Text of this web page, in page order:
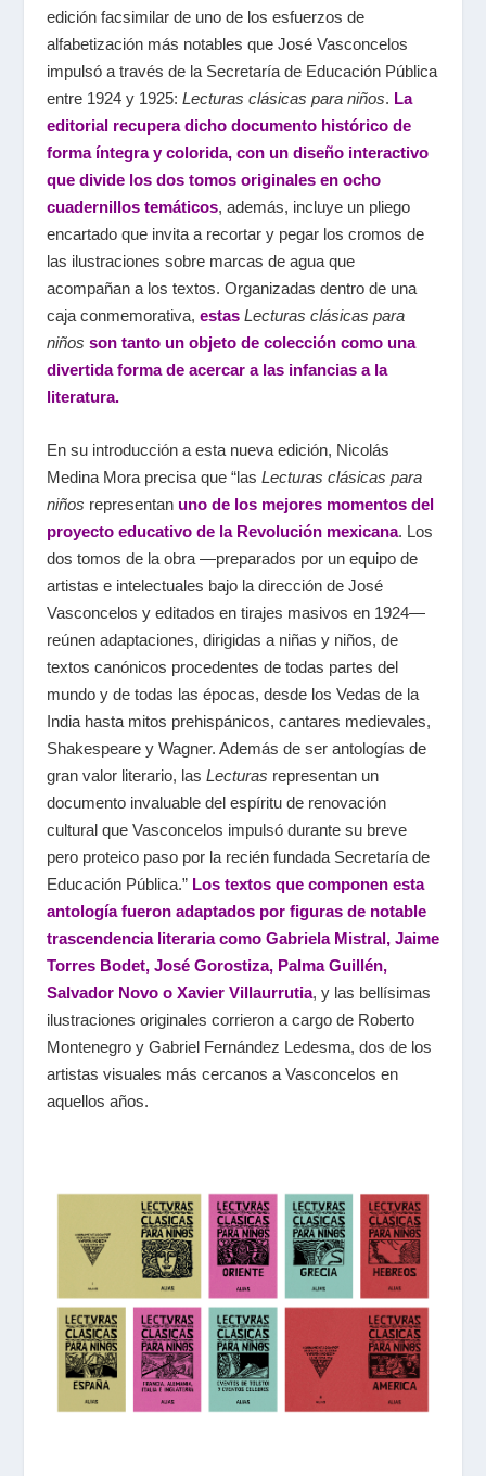
edición facsimilar de uno de los esfuerzos de
alfabetización más notables que José Vasconcelos
impulsó a través de la Secretaría de Educación Pública
entre 1924 y 1925: Lecturas clásicas para niños. La
editorial recupera dicho documento histórico de
forma íntegra y colorida, con un diseño interactivo
que divide los dos tomos originales en ocho
cuadernillos temáticos, además, incluye un pliego
encartado que invita a recortar y pegar los cromos de
las ilustraciones sobre marcas de agua que
acompañan a los textos. Organizadas dentro de una
caja conmemorativa, estas Lecturas clásicas para
niños son tanto un objeto de colección como una
divertida forma de acercar a las infancias a la
literatura.
En su introducción a esta nueva edición, Nicolás
Medina Mora precisa que “las Lecturas clásicas para
niños representan uno de los mejores momentos del
proyecto educativo de la Revolución mexicana. Los
dos tomos de la obra —preparados por un equipo de
artistas e intelectuales bajo la dirección de José
Vasconcelos y editados en tirajes masivos en 1924—
reúnen adaptaciones, dirigidas a niñas y niños, de
textos canónicos procedentes de todas partes del
mundo y de todas las épocas, desde los Vedas de la
India hasta mitos prehispánicos, cantares medievales,
Shakespeare y Wagner. Además de ser antologías de
gran valor literario, las Lecturas representan un
documento invaluable del espíritu de renovación
cultural que Vasconcelos impulsó durante su breve
pero proteico paso por la recién fundada Secretaría de
Educación Pública.” Los textos que componen esta
antología fueron adaptados por figuras de notable
trascendencia literaria como Gabriela Mistral, Jaime
Torres Bodet, José Gorostiza, Palma Guillén,
Salvador Novo o Xavier Villaurrutia, y las bellísimas
ilustraciones originales corrieron a cargo de Roberto
Montenegro y Gabriel Fernández Ledesma, dos de los
artistas visuales más cercanos a Vasconcelos en
aquellos años.